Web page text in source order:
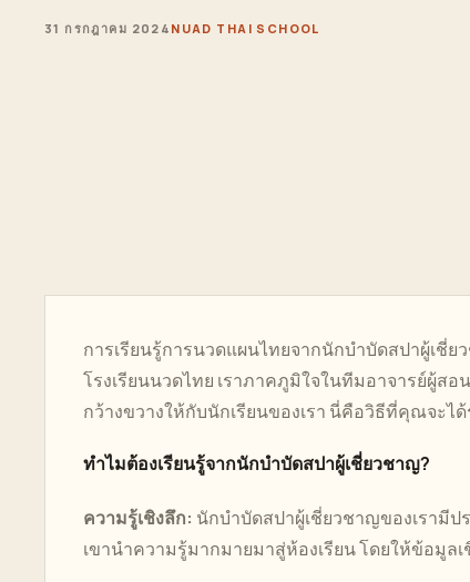
31 กรกฎาคม 2024 NUAD THAI SCHOOL
การเรียนรู้การนวดแผนไทยจากนักบำบัดสปาผู้เ
โรงเรียนนวดไทย เราภาคภูมิใจในทีมอาจารย์ผู้
กว้างขวางให้กับนักเรียนของเรา นี่คือวิธีที่คุณจะไ
ทำไมต้องเรียนรู้จากนักบำบัดสปาผู้เชี่ยวชาญ?
ความรู้เชิงลึก: นักบำบัดสปาผู้เชี่ยวชาญของเรามี
เขานำความรู้มากมายมาสู่ห้องเรียน โดยให้ข้อมู